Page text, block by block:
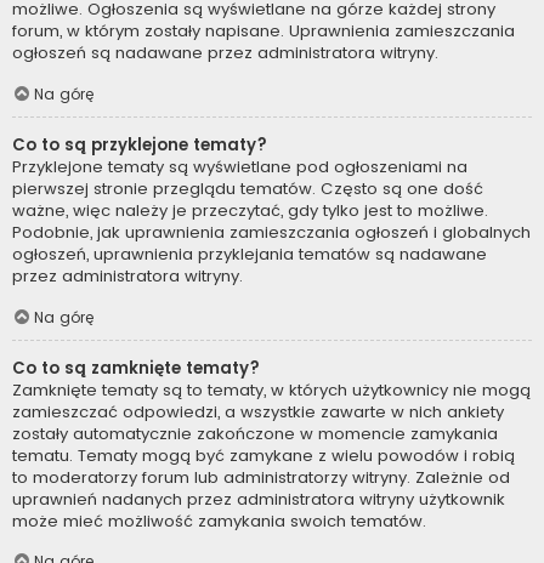
możliwe. Ogłoszenia są wyświetlane na górze każdej strony
forum, w którym zostały napisane. Uprawnienia zamieszczania
ogłoszeń są nadawane przez administratora witryny.
Na górę
Co to są przyklejone tematy?
Przyklejone tematy są wyświetlane pod ogłoszeniami na
pierwszej stronie przeglądu tematów. Często są one dość
ważne, więc należy je przeczytać, gdy tylko jest to możliwe.
Podobnie, jak uprawnienia zamieszczania ogłoszeń i globalnych
ogłoszeń, uprawnienia przyklejania tematów są nadawane
przez administratora witryny.
Na górę
Co to są zamknięte tematy?
Zamknięte tematy są to tematy, w których użytkownicy nie mogą
zamieszczać odpowiedzi, a wszystkie zawarte w nich ankiety
zostały automatycznie zakończone w momencie zamykania
tematu. Tematy mogą być zamykane z wielu powodów i robią
to moderatorzy forum lub administratorzy witryny. Zależnie od
uprawnień nadanych przez administratora witryny użytkownik
może mieć możliwość zamykania swoich tematów.